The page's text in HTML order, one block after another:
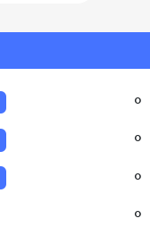
⚬
⚬
⚬
⚬